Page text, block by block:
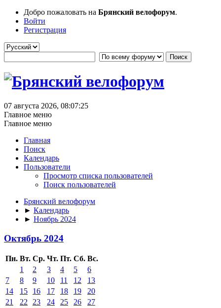
Добро пожаловать на Брянский велофорум.
Войти
Регистрация
07 августа 2026, 08:07:25
Главное меню
Главное меню
Главная
Поиск
Календарь
Пользователи
Просмотр списка пользователей
Поиск пользователей
Брянский велофорум
► Календарь
► Ноябрь 2024
Октябрь 2024
Пн. Вт. Ср. Чт. Пт. Сб. Вс.
1
2 3 4 5
6
7
8 9 10 11 12
13
14
15 16 17 18 19
20
21
22 23 24 25 26
27